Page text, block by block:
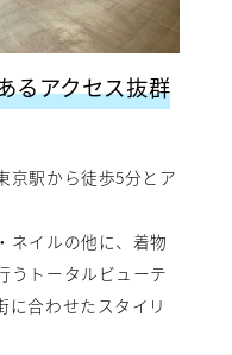
るアクセス抜群
京駅から徒歩5分とア
ネイルの他に、着物
うトータルビューテ
に合わせたスタイリ